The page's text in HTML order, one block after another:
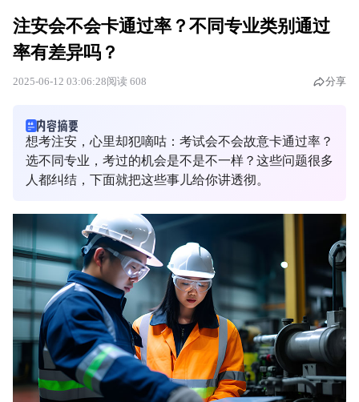
注安会不会卡通过率？不同专业类别通过
率有差异吗？
2025-06-12 03:06:28阅读 608 分享
想考注安，心里却犯嘀咕：考试会不会故意卡通过率？
选不同专业，考过的机会是不是不一样？这些问题很多
人都纠结，下面就把这些事儿给你讲透彻。